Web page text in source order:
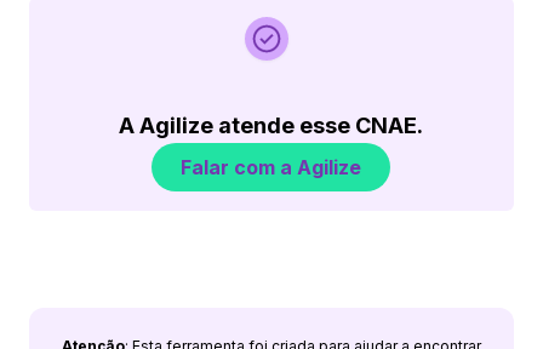
A Agilize atende esse CNAE.
Falar com a Agilize